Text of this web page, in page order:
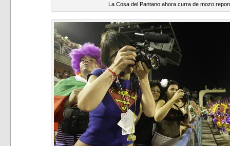
La Cosa del Pantano ahora curra de mozo